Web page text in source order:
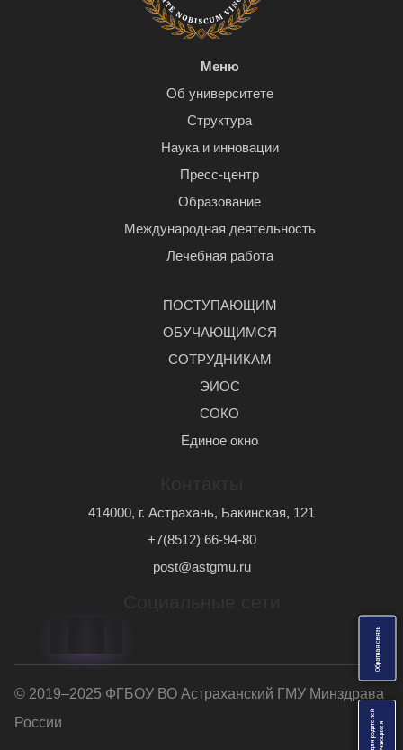
О
б
р
а
т
н
а
я
с
в
я
з
ь
я
Меню
Об университете
Структура
Наука и инновации
Пресс-центр
Образование
Международная деятельность
Лечебная работа
ПОСТУПАЮЩИМ
ОБУЧАЮЩИМСЯ
СОТРУДНИКАМ
ЭИОС
СОКО
Единое окно
414000, г. Астрахань, Бакинская, 121
+7(8512) 66-94-80
post@astgmu.ru
© 2019–2025 ФГБОУ ВО Астраханский ГМУ Минздрава
России